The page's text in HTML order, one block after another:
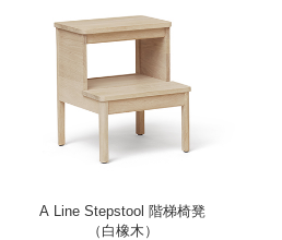
A Line Stepstool 階梯椅凳
（白橡木）